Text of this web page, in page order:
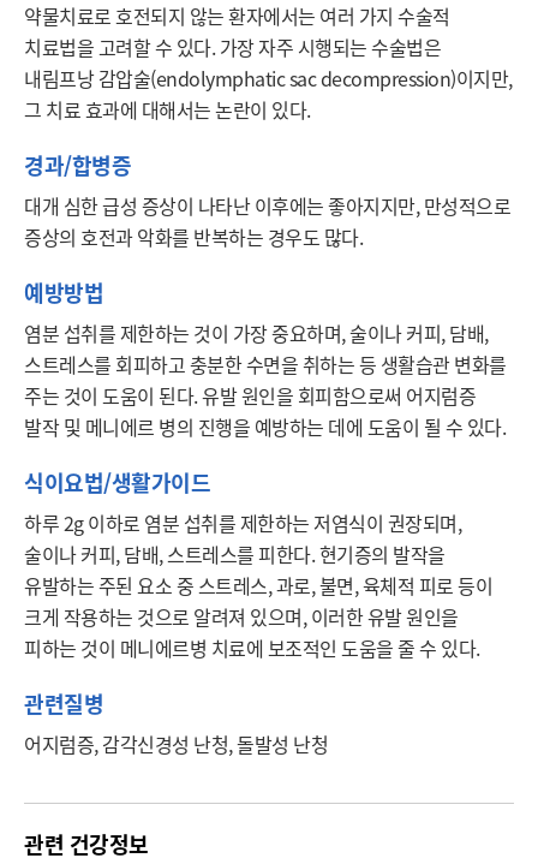
약물치료로 호전되지 않는 환자에서는 여러 가지 수술적
치료법을 고려할 수 있다. 가장 자주 시행되는 수술법은
내림프낭 감압술(endolymphatic sac decompression)이지만,
그 치료 효과에 대해서는 논란이 있다.
경과/합병증
대개 심한 급성 증상이 나타난 이후에는 좋아지지만, 만성적으로
증상의 호전과 악화를 반복하는 경우도 많다.
예방방법
염분 섭취를 제한하는 것이 가장 중요하며, 술이나 커피, 담배,
스트레스를 회피하고 충분한 수면을 취하는 등 생활습관 변화를
주는 것이 도움이 된다. 유발 원인을 회피함으로써 어지럼증
발작 및 메니에르 병의 진행을 예방하는 데에 도움이 될 수 있다.
식이요법/생활가이드
하루 2g 이하로 염분 섭취를 제한하는 저염식이 권장되며,
술이나 커피, 담배, 스트레스를 피한다. 현기증의 발작을
유발하는 주된 요소 중 스트레스, 과로, 불면, 육체적 피로 등이
크게 작용하는 것으로 알려져 있으며, 이러한 유발 원인을
피하는 것이 메니에르병 치료에 보조적인 도움을 줄 수 있다.
관련질병
어지럼증, 감각신경성 난청, 돌발성 난청
관련 건강정보